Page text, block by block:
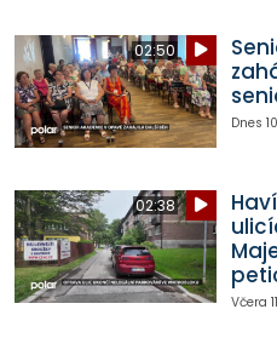
02:50
Dnes
02:38
Včera